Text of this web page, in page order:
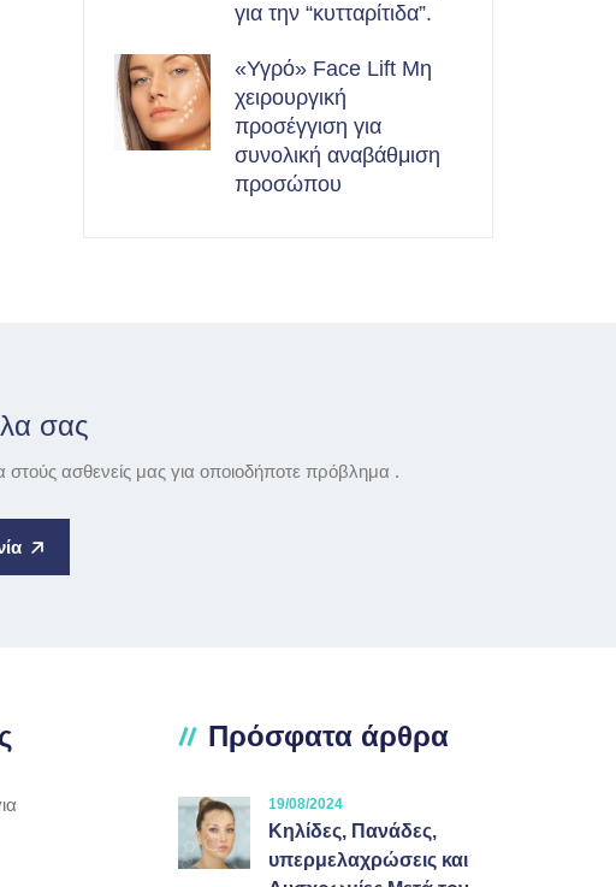
για την “κυτταρίτιδα”.
«Υγρό» Face Lift Μη
χειρουργική
προσέγγιση για
συνολική αναβάθμιση
προσώπου
σας
στούς ασθενείς μας για οποιοδήποτε πρόβλημα .
Πρόσφατα άρθρα
19/08/2024
Κηλίδες, Πανάδες,
υπερμελαχρώσεις και